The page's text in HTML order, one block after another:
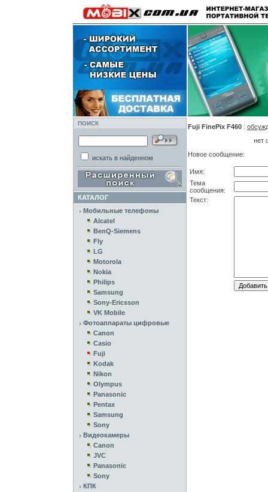
ПОИСК
искать в найденном
КАТАЛОГ
Мобильные телефоны
Alcatel
BenQ-Siemens
Fly
LG
Motorola
Nokia
Philips
Samsung
Sony-Ericsson
VK Mobile
Фотоаппараты цифровые
Canon
Casio
Fuji
Kodak
Nikon
Olympus
Panasonic
Pentax
Samsung
Sony
Видеокамеры
Canon
JVC
Panasonic
Sony
КПК
Fuji FinePix F460:
нет
Новое сообщение:
Имя:
Тема
сообщения:
Текст: